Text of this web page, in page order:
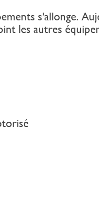
s'allonge.
les autres